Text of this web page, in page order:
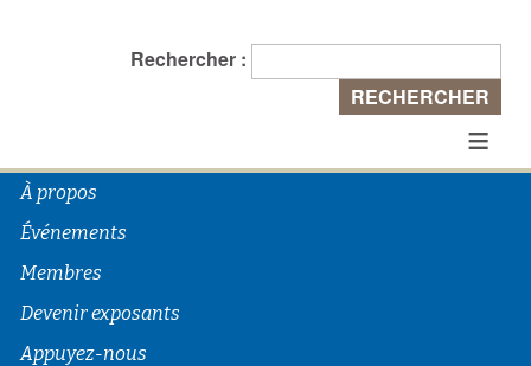
Rechercher :
≡
À propos
Événements
Membres
Devenir exposants
Appuyez-nous